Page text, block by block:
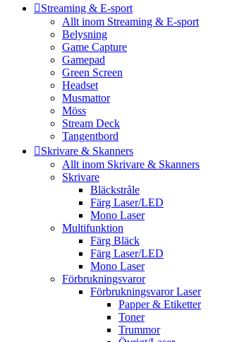
Streaming & E-sport
Allt inom Streaming & E-sport
Belysning
Game Capture
Gamepad
Green Screen
Headset
Musmattor
Möss
Stream Deck
Tangentbord
Skrivare & Skanners
Allt inom Skrivare & Skanners
Skrivare
Bläckstråle
Färg Laser/LED
Mono Laser
Multifunktion
Färg Bläck
Färg Laser/LED
Mono Laser
Förbrukningsvaror
Förbrukningsvaror Laser
Papper & Etiketter
Toner
Trummor